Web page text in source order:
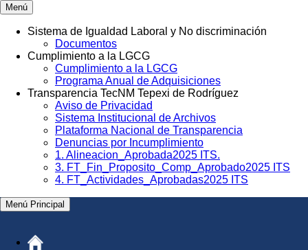
Menú
Sistema de Igualdad Laboral y No discriminación
Documentos
Cumplimiento a la LGCG
Cumplimiento a la LGCG
Programa Anual de Adquisiciones
Transparencia TecNM Tepexi de Rodríguez
Aviso de Privacidad
Sistema Institucional de Archivos
Plataforma Nacional de Transparencia
Denuncias por Incumplimiento
1. Alineacion_Aprobada2025 ITS.
3. FT_Fin_Proposito_Comp_Aprobado2025 ITS
4. FT_Actividades_Aprobadas2025 ITS
Menú Principal